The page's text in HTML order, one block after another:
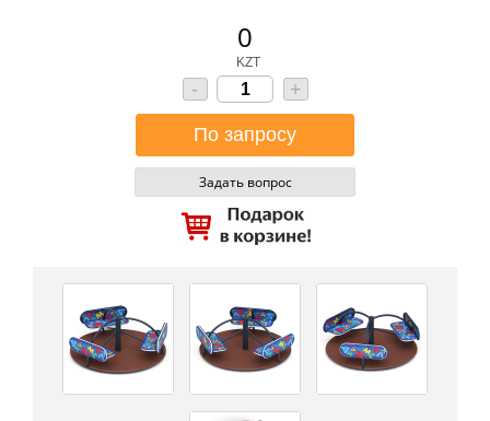
0
KZT
- +
Задать вопрос